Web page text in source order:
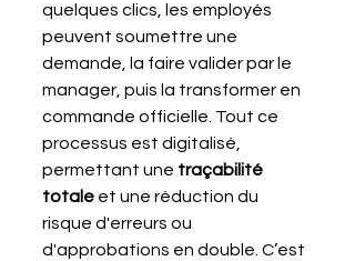
quelques clics, les employés
peuvent soumettre une
demande, la faire valider par le
manager, puis la transformer en
commande officielle. Tout ce
processus est digitalisé,
permettant une traçabilité
totale et une réduction du
risque d'erreurs ou
d'approbations en double. C’est